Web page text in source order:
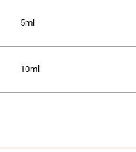
5ml
10ml